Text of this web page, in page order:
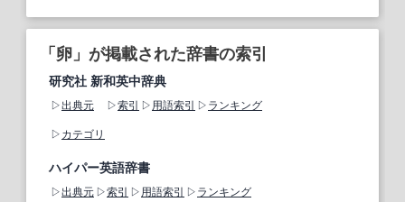
「卵」が掲載された辞書の索引
研究社 新和英中辞典
出典元 索引 用語索引
ランキング
カテゴリ
ハイパー英語辞書
出典元 索引 用語索引 ランキング